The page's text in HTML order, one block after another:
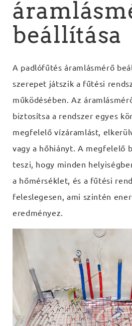
beállítása
A padlófűtés áramlásmérő
szerepet játszik a fűtési
működésében. Az
biztosítsa a rendszer egyes
megfelelő vízáramlást,
vagy a hőhiányt. A megfelelő
teszi, hogy minden
a hőmérséklet, és a fűtési
feleslegesen, ami szintén
eredményez.